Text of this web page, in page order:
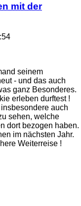
mit der
seinem
- und das auch
ganz Besonderes.
erleben durftest !
auch
sehen, welche
dort bezogen haben.
im nächsten Jahr.
Weiterreise !